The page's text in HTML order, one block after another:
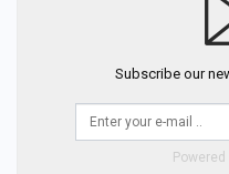
Subscribe our
Powered